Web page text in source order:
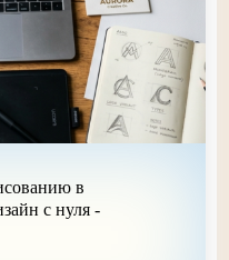
в
с нуля -